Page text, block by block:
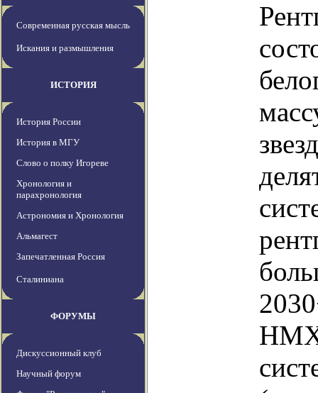
Современная русская мысль
Искания и размышления
ИСТОРИЯ
История России
История в МГУ
Слово о полку Игореве
Хронология и
парахронология
Астрономия и Хронология
Альмагест
Запечатленная Россия
Сталиниана
ФОРУМЫ
Дискуссионный клуб
Научный форум